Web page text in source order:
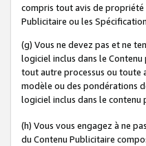
compris tout avis de propriété
Publicitaire ou les
(g) Vous ne devez pas et ne
logiciel inclus dans le
tout autre processus ou toute
modèle ou des pondérations
logiciel inclus dans le
(h) Vous vous engagez à ne
du Contenu Publicitaire